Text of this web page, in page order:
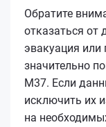
Обратите
отказаться от
эвакуация или
значительно
M37. Если
исключить их
на